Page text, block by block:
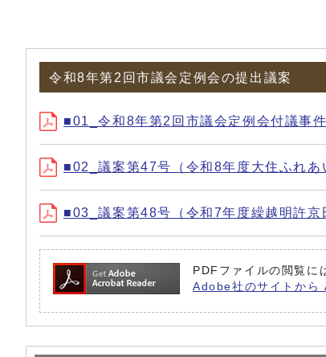
令和8年第2回市議会定例会の提出議案
■01_令和8年第2回市議会定例会付議事件
■02_議案第47号（令和8年度大住ふれあ
■03_議案第48号（令和7年度繰越明許
PDFファイルの閲覧
Adobe社のサイトから